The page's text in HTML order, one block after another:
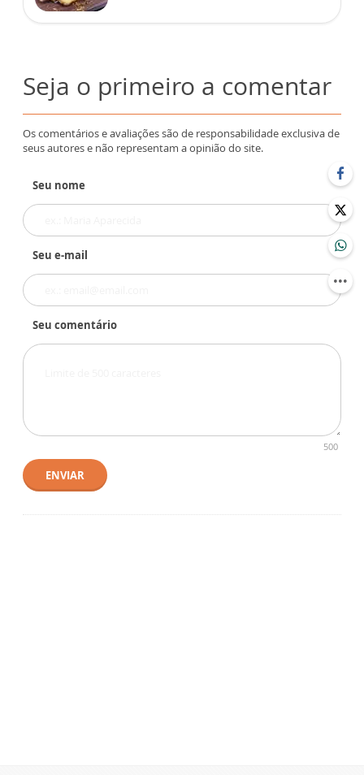
Seja o primeiro a comentar
Os comentários e avaliações são de responsabilidade exclusiva de
seus autores e não representam a opinião do site.
Seu nome
Seu e-mail
Seu comentário
500
ENVIAR